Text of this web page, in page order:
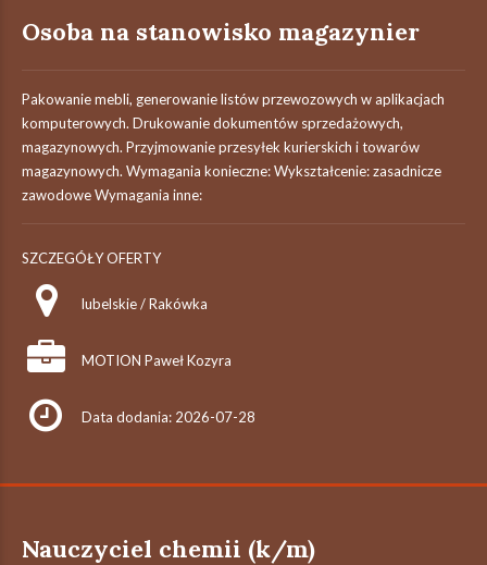
Osoba na stanowisko magazynier
Pakowanie mebli, generowanie listów przewozowych w aplikacjach
komputerowych. Drukowanie dokumentów sprzedażowych,
magazynowych. Przyjmowanie przesyłek kurierskich i towarów
magazynowych. Wymagania konieczne: Wykształcenie: zasadnicze
zawodowe Wymagania inne:
SZCZEGÓŁY OFERTY
lubelskie / Rakówka
MOTION Paweł Kozyra
Data dodania: 2026-07-28
Nauczyciel chemii (k/m)